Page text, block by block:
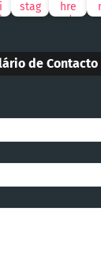
de Contacto